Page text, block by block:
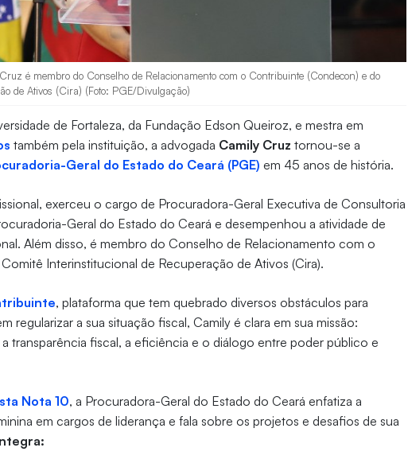
é membro do Conselho de Relacionamento com o Contribuinte (Condecon) e do
de Ativos (Cira) (Foto: PGE/Divulgação)
de Fortaleza, da Fundação Edson Queiroz, e mestra em
também pela instituição, a advogada Camily Cruz tornou-se a
Geral do Estado do Ceará (PGE) em 45 anos de história.
exerceu o cargo de Procuradora-Geral Executiva de Consultoria
Geral do Estado do Ceará e desempenhou a atividade de
Além disso, é membro do Conselho de Relacionamento com o
Interinstitucional de Recuperação de Ativos (Cira).
, plataforma que tem quebrado diversos obstáculos para
regularizar a sua situação fiscal, Camily é clara em sua missão:
transparência fiscal, a eficiência e o diálogo entre poder público e
Nota 10, a Procuradora-Geral do Estado do Ceará enfatiza a
em cargos de liderança e fala sobre os projetos e desafios de sua